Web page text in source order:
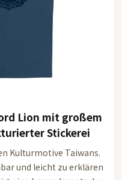
Lion mit großem
Stickerei
Kulturmotive Taiwans.
und leicht zu erklären